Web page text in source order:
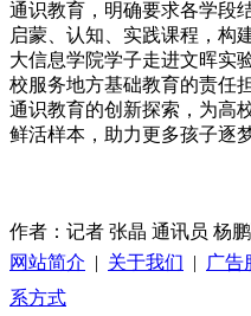
通识教育，明确要求各学段
启蒙、认知、实践课程，构
大信息学院学子走进文晖实
校服务地方基础教育的责任
通识教育的创新探索，为高
鲜活样本，助力更多孩子逐
作者：记者 张晶 通讯员 杨
网站简介 | 关于我们 | 广告
系方式